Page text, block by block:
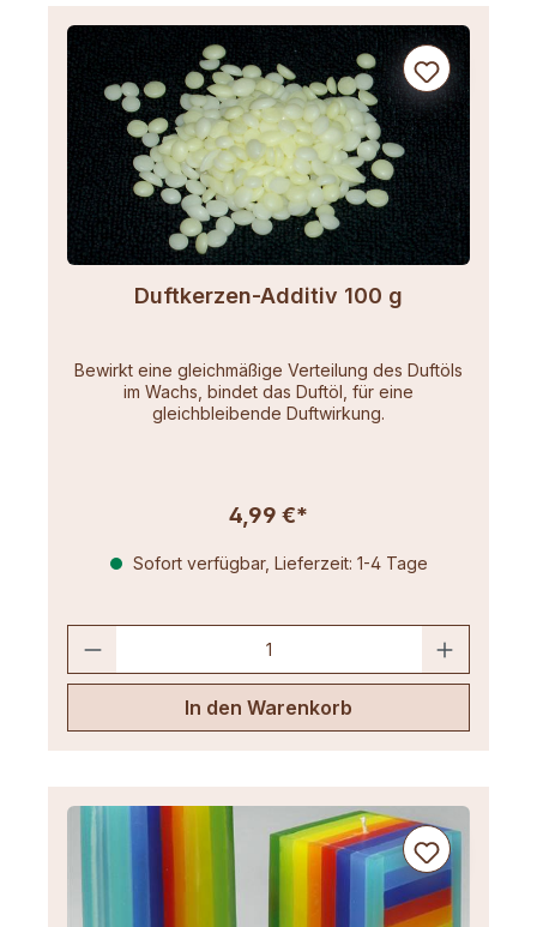
Duftkerzen-Additiv 100 g
Bewirkt eine gleichmäßige Verteilung des Duftöls
im Wachs, bindet das Duftöl, für eine
gleichbleibende Duftwirkung.
4,99 €*
Sofort verfügbar, Lieferzeit: 1-4 Tage
In den Warenkorb